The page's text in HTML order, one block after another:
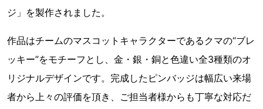
ジ」を製作されました。
作品はチームのマスコットキャラクターであるクマの“ブレ
ッキー”をモチーフとし、金・銀・銅と色違い全3種類のオ
リジナルデザインです。完成したピンバッジは幅広い来場
者から上々の評価を頂き、ご担当者様からも丁寧な対応だ